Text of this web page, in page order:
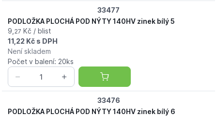
33477
PODLOŽKA PLOCHÁ POD NÝTY 140HV zinek bílý 5
9, 27 Kč / blist
11,22 Kč s DPH
Není skladem
Počet v balení: 20ks
33476
PODLOŽKA PLOCHÁ POD NÝTY 140HV zinek bílý 6